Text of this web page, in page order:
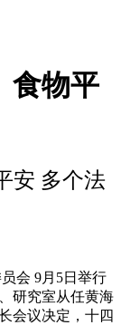
食物平
安 多个法
会 9月5日举行
研究室从任黄海
会议决定，十四